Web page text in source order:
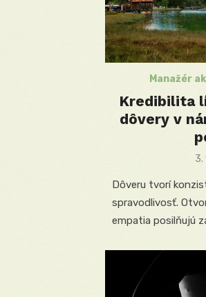
Manažér
Kredibilita
dôvery v
3.
Dôveru tvorí
spravodlivosť.
empatia posilňujú